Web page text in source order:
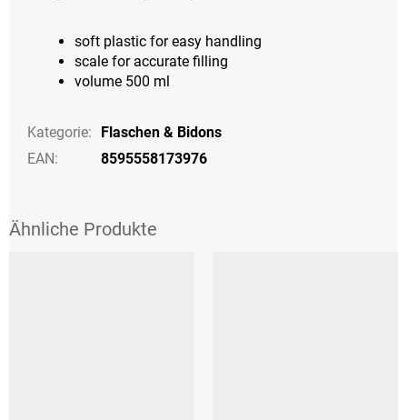
soft plastic for easy handling
scale for accurate filling
volume 500 ml
Kategorie:
Flaschen & Bidons
EAN: 8595558173976